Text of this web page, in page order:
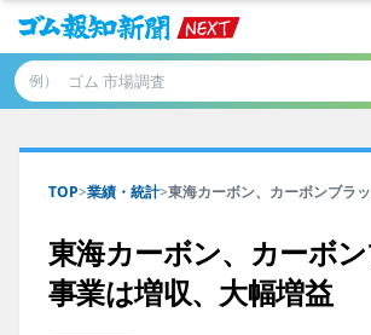
例）
TOP>業績・統計>東海カーボン、カーボンブラ
東海カーボン、カーボ
事業は増収、大幅増益